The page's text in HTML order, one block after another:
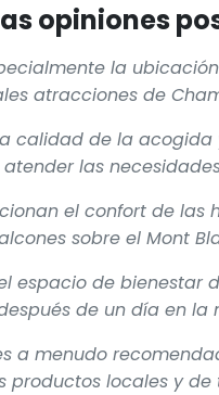
opiniones
la
atracciones de
calidad de la
las
el confort de
sobre el Mont
espacio de bienestar
de un día en la
a menudo
productos locales y